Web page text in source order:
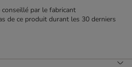
par le fabricant
de ce produit durant les 30 derniers